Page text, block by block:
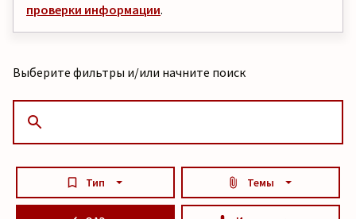
проверки информации.
Выберите фильтры и/или начните поиск
Тип Темы